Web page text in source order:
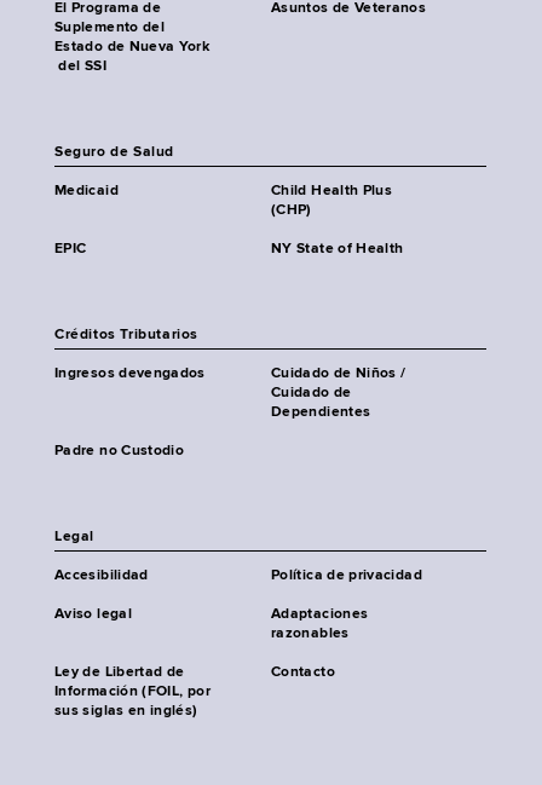
El Programa de
Suplemento del
Estado de Nueva York
del SSI
Asuntos de Veteranos
Seguro de Salud
Medicaid
Child Health Plus
(CHP)
EPIC NY State of Health
Créditos Tributarios
Ingresos devengados
Cuidado de Niños /
Cuidado de
Dependientes
Padre no Custodio
Legal
Accesibilidad Política de privacidad
Aviso legal
Adaptaciones
razonables
Ley de Libertad de
Información (FOIL, por
sus siglas en inglés)
Contacto